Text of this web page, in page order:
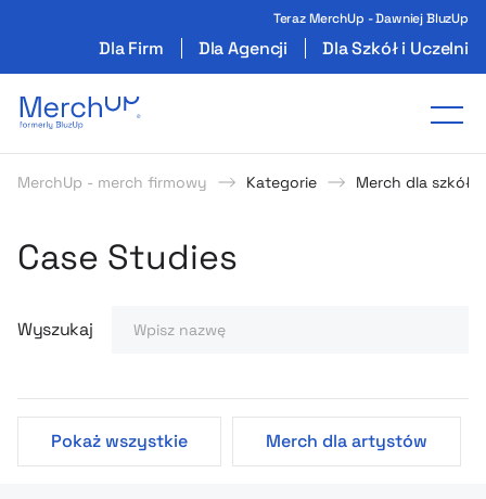
Teraz MerchUp - Dawniej BluzUp
Dla Firm Dla Agencji Dla Szkół i Uczelni
Odzież reklamowa z nadrukiem i gadżety
MerchUp - merch firmowy Kategorie Merch dla szkół i
Strategie i Pomysły
Poczytaj o produktach
Case Studies
Wyszukaj
Pokaż wszystkie Merch dla artystów